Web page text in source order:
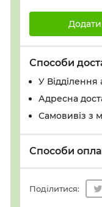
Способи
У Вiддiлення
Адресна
Самовивіз з
Способи
Поділитися: